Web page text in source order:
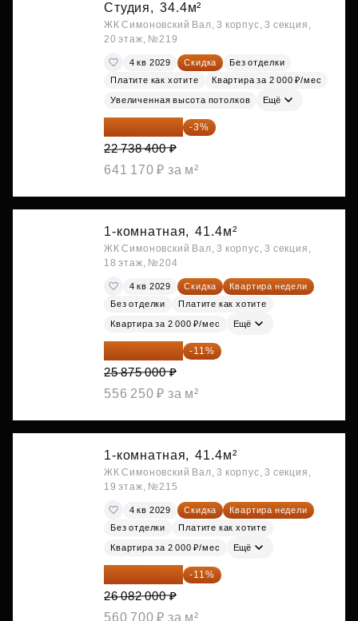
Студия, 34.4м²
ЖК Симоновский Вал, 3 корпус, 3 секция,
20 этаж, №219
4 кв 2029 Скидка
Без отделки
Платите как хотите
Квартира за 2 000 ₽/мес
Увеличенная высота потолков Ещё
22 056 248 ₽ -3%
22 738 400 ₽
641 170 ₽ за м²
1-комнатная, 41.4м²
ЖК Симоновский Вал, 3 корпус, 3 секция,
18 этаж, №204
4 кв 2029 Скидка
Квартира недели
Без отделки
Платите как хотите
Квартира за 2 000 ₽/мес Ещё
23 028 750 ₽ -11%
25 875 000 ₽
556 250 ₽ за м²
1-комнатная, 41.4м²
ЖК Симоновский Вал, 3 корпус, 3 секция,
19 этаж, №215
4 кв 2029 Скидка
Квартира недели
Без отделки
Платите как хотите
Квартира за 2 000 ₽/мес Ещё
23 212 980 ₽ -11%
26 082 000 ₽
560 700 ₽ за м²